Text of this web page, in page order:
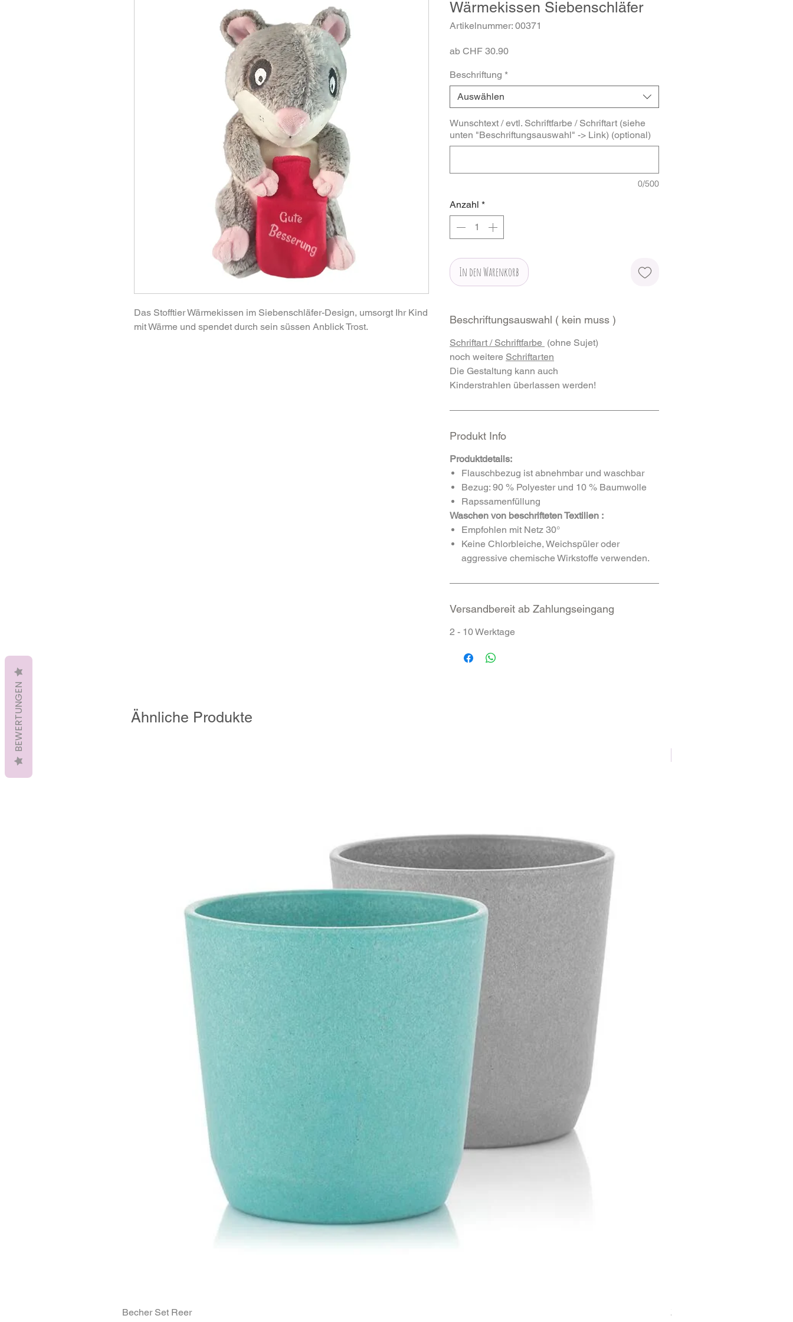
Das Stofftier Wärmekissen im Siebenschläfer-Design, umsorgt Ihr Kind
mit Wärme und spendet durch sein süssen Anblick Trost.
Wärmekissen Siebenschläfer
Artikelnummer: 00371
ab CHF 30.90Sale-
Beschriftung *
Auswählen
Wunschtext / evtl. Schriftfarbe / Schriftart (siehe
unten "Beschriftungsauswahl" -> Link) (optional)
0/500
Anzahl *
In den Warenkorb
Beschriftungsauswahl ( kein muss )
Schriftart / Schriftfarbe (ohne Sujet)
noch weitere Schriftarten
Die Gestaltung kann auch
Kinderstrahlen überlassen werden!
Produkt Info
Produktdetails:
Flauschbezug ist abnehmbar und waschbar
Bezug: 90 % Polyester und 10 % Baumwolle
Rapssamenfüllung
Waschen von beschrifteten Textilien :
Empfohlen mit Netz 30°
Keine Chlorbleiche, Weichspüler oder
aggressive chemische Wirkstoffe verwenden.
Versandbereit ab Zahlungseingang
2 - 10 Werktage
Ähnliche Produkte
Becher Set Reer Znünibox MontiiCo Bento
BEWERTUNGEN